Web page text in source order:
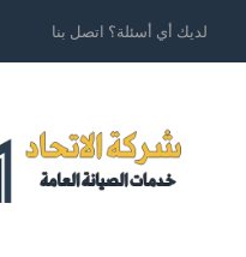
لديك أي أسئلة؟ اتصل بنا